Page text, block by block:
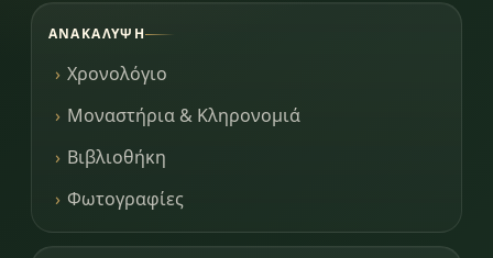
ΑΝΑΚΆΛΥΨΗ
Χρονολόγιο
Μοναστήρια & Κληρονομιά
Βιβλιοθήκη
Φωτογραφίες